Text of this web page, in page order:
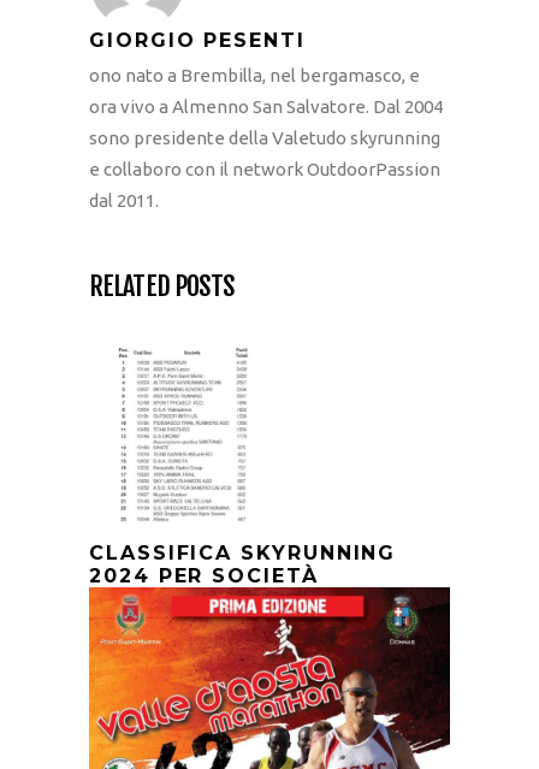
GIORGIO PESENTI
ono nato a Brembilla, nel bergamasco, e
ora vivo a Almenno San Salvatore. Dal 2004
sono presidente della Valetudo skyrunning
e collaboro con il network OutdoorPassion
dal 2011.
RELATED POSTS
CLASSIFICA SKYRUNNING
2024 PER SOCIETÀ